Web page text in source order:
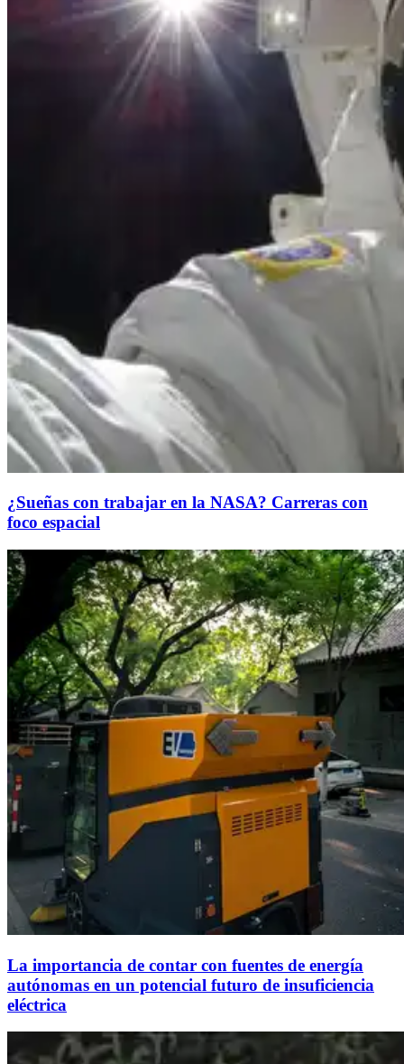
¿Sueñas con trabajar en la NASA? Carreras con
foco espacial
La importancia de contar con fuentes de energía
autónomas en un potencial futuro de insuficiencia
eléctrica